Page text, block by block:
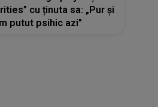
cu ținuta sa: „Pur și
putut psihic azi”